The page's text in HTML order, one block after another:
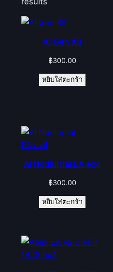
AI Gen XII
฿300.00
หยิบใส่ตะกร้า
AI Nodiurnal EA.ex4
฿300.00
หยิบใส่ตะกร้า